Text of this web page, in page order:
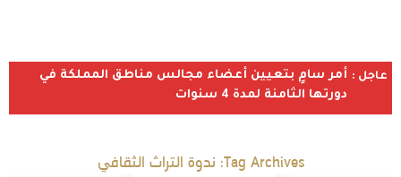
عاجل : أمر سامٍ بتعيين أعضاء مجالس مناطق المملكة في
دورتها الثامنة لمدة 4 سنوات
Tag Archives: ندوة التراث الثقافي